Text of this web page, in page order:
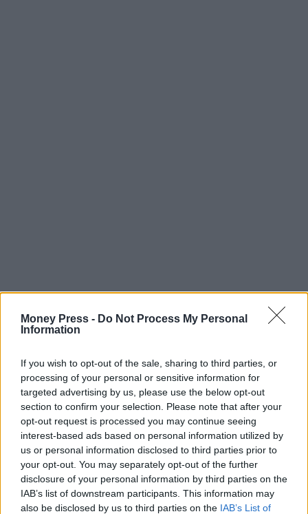
Money Press - Do Not Process My Personal
Information
If you wish to opt-out of the sale, sharing to third parties, or
processing of your personal or sensitive information for
targeted advertising by us, please use the below opt-out
section to confirm your selection. Please note that after your
opt-out request is processed you may continue seeing
interest-based ads based on personal information utilized by
us or personal information disclosed to third parties prior to
your opt-out. You may separately opt-out of the further
disclosure of your personal information by third parties on the
IAB’s list of downstream participants. This information may
also be disclosed by us to third parties on the IAB’s List of